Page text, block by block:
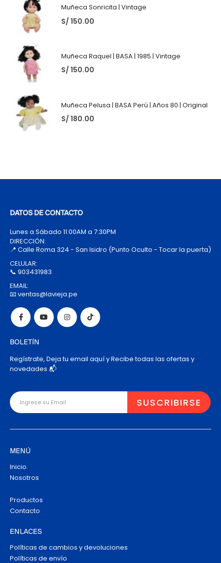
Muñeca Sonricita | Vintage
S/ 150.00
Muñeca Raquel | BASA | 1985 | Vintage
S/ 150.00
Muñeca Pelusa | BASA Perú | Años 80 | Original
S/ 180.00
DATOS DE CONTACTO
Lunes a Sábado 11:00AM a 7:30PM
DIRECCIÓN:
📍 Calle Roma 324 - San Isidro (Punto Oculto - Tocar la puerta)
CELULAR:
📞 903431983
EMAIL:
📧 ventas@lavieja.pe
BOLETÍN
Regístrate, Deja tu email aquí y Recibe todas las ofertas y
novedades 📬
MENÚ
Inicio
Nosotros
Productos
Contacto
ENLACES
Políticas de cambios y devoluciones
Políticas de envío